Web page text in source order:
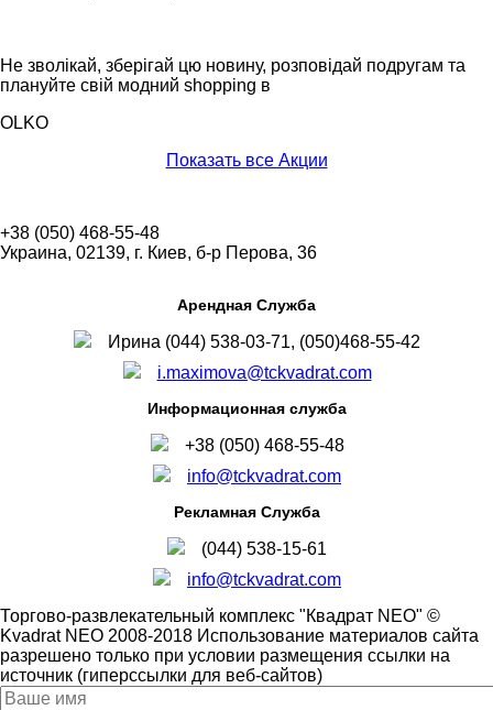
Не зволікай, зберiгай цю новину, розповідай подругам та
плануйте свiй модний shopping в
OLKO
Показать все Акции
+38 (050) 468-55-48
Украина, 02139, г. Киев, б-р Перова, 36
Арендная Служба
Ирина (044) 538-03-71, (050)468-55-42
i.maximova@tckvadrat.com
Информационная служба
+38 (050) 468-55-48
info@tckvadrat.com
Рекламная Служба
(044) 538-15-61
info@tckvadrat.com
Торгово-развлекательный комплекс "Квадрат NEO" ©
Kvadrat NEO 2008-2018 Использование материалов сайта
разрешено только при условии размещения ссылки на
источник (гиперссылки для веб-сайтов)